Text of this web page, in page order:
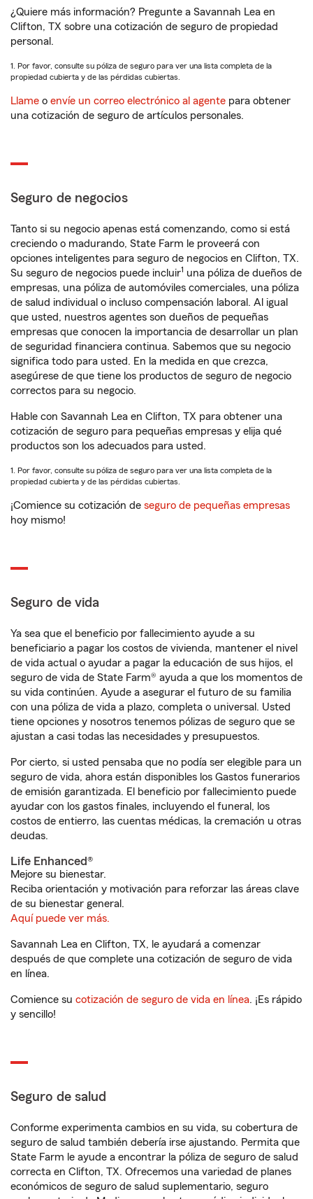
¿Quiere más información? Pregunte a Savannah Lea en
Clifton, TX sobre una cotización de seguro de propiedad
personal.
1. Por favor, consulte su póliza de seguro para ver una lista completa de la
propiedad cubierta y de las pérdidas cubiertas.
Llame o envíe un correo electrónico al agente para obtener
una cotización de seguro de artículos personales.
Seguro de negocios
Tanto si su negocio apenas está comenzando, como si está
creciendo o madurando, State Farm le proveerá con
opciones inteligentes para seguro de negocios en Clifton, TX.
Su seguro de negocios puede incluir1 una póliza de dueños de
empresas, una póliza de automóviles comerciales, una póliza
de salud individual o incluso compensación laboral. Al igual
que usted, nuestros agentes son dueños de pequeñas
empresas que conocen la importancia de desarrollar un plan
de seguridad financiera continua. Sabemos que su negocio
significa todo para usted. En la medida en que crezca,
asegúrese de que tiene los productos de seguro de negocio
correctos para su negocio.
Hable con Savannah Lea en Clifton, TX para obtener una
cotización de seguro para pequeñas empresas y elija qué
productos son los adecuados para usted.
1. Por favor, consulte su póliza de seguro para ver una lista completa de la
propiedad cubierta y de las pérdidas cubiertas.
¡Comience su cotización de seguro de pequeñas empresas
hoy mismo!
Seguro de vida
Ya sea que el beneficio por fallecimiento ayude a su
beneficiario a pagar los costos de vivienda, mantener el nivel
de vida actual o ayudar a pagar la educación de sus hijos, el
seguro de vida de State Farm® ayuda a que los momentos de
su vida continúen. Ayude a asegurar el futuro de su familia
con una póliza de vida a plazo, completa o universal. Usted
tiene opciones y nosotros tenemos pólizas de seguro que se
ajustan a casi todas las necesidades y presupuestos.
Por cierto, si usted pensaba que no podía ser elegible para un
seguro de vida, ahora están disponibles los Gastos funerarios
de emisión garantizada. El beneficio por fallecimiento puede
ayudar con los gastos finales, incluyendo el funeral, los
costos de entierro, las cuentas médicas, la cremación u otras
deudas.
Life Enhanced®
Mejore su bienestar.
Reciba orientación y motivación para reforzar las áreas clave
de su bienestar general.
Aquí puede ver más.
Savannah Lea en Clifton, TX, le ayudará a comenzar
después de que complete una cotización de seguro de vida
en línea.
Comience su cotización de seguro de vida en línea. ¡Es rápido
y sencillo!
Seguro de salud
Conforme experimenta cambios en su vida, su cobertura de
seguro de salud también debería irse ajustando. Permita que
State Farm le ayude a encontrar la póliza de seguro de salud
correcta en Clifton, TX. Ofrecemos una variedad de planes
económicos de seguro de salud suplementario, seguro